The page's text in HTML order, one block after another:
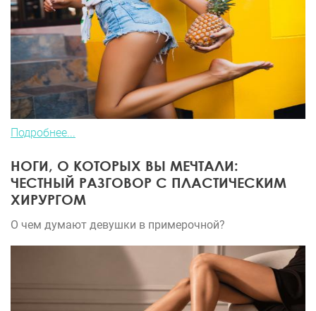
Подробнее...
НОГИ, О КОТОРЫХ ВЫ МЕЧТАЛИ:
ЧЕСТНЫЙ РАЗГОВОР С ПЛАСТИЧЕСКИМ
ХИРУРГОМ
О чем думают девушки в примерочной?